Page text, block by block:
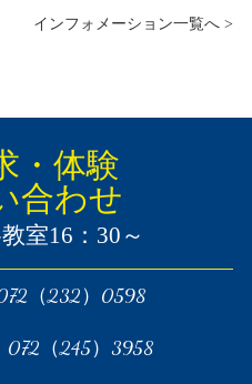
インフォメーション一覧へ >
・体験
合わせ
室16：30～
（232）0598
（245）3958